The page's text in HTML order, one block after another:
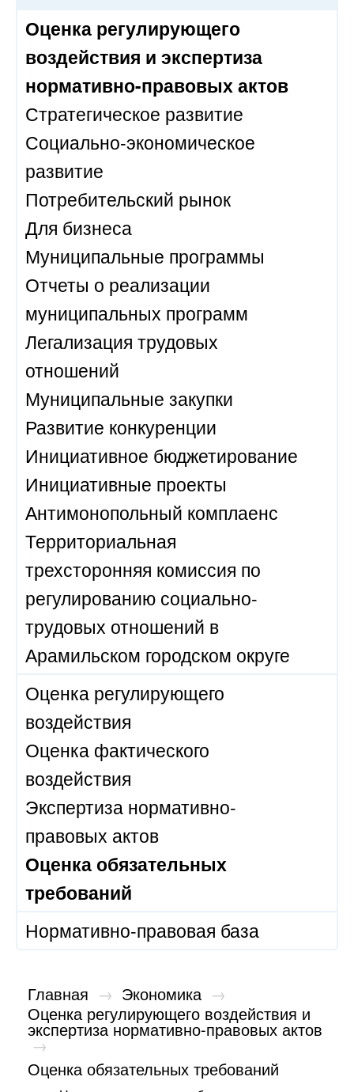
Оценка регулирующего
воздействия и экспертиза
нормативно-правовых актов
Стратегическое развитие
Социально-экономическое
развитие
Потребительский рынок
Для бизнеса
Муниципальные программы
Отчеты о реализации
муниципальных программ
Легализация трудовых
отношений
Муниципальные закупки
Развитие конкуренции
Инициативное бюджетирование
Инициативные проекты
Антимонопольный комплаенс
Территориальная
трехсторонняя комиссия по
регулированию социально-
трудовых отношений в
Арамильском городском округе
Оценка регулирующего
воздействия
Оценка фактического
воздействия
Экспертиза нормативно-
правовых актов
Оценка обязательных
требований
Нормативно-правовая база
Главная → Экономика →
Оценка регулирующего воздействия и
экспертиза нормативно-правовых актов
→
Оценка обязательных требований